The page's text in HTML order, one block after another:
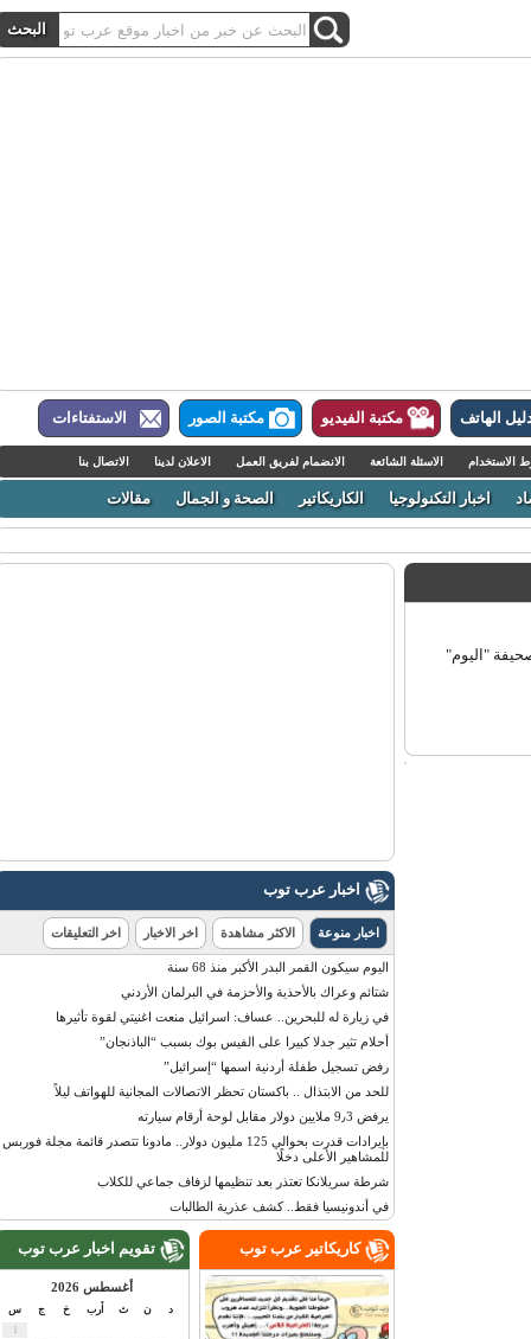
الهاتف مكتبة الفيديو مكتبة الصور الاستفتاءات
الاسئلة الشائعة الانضمام لفريق العمل الاعلان لدينا الاتصال بنا
اخبار التكنولوجيا الكاريكاتير الصحة و الجمال مقالات
"اليوم"
اخبار عرب توب
اخبار منوعة الاكثر مشاهدة اخر الاخبار اخر التعليقات
اليوم سيكون القمر البدر الأكبر منذ 68 سنة
شتائم وعراك بالأحذية والأحزمة في البرلمان الأردني
في زيارة له للبحرين.. عساف: اسرائيل منعت اغنيتي لقوة تأثيرها
أحلام تثير جدلا كبيرا على الفيس بوك بسبب “الباذنجان”
رفض تسجيل طفلة أردنية اسمها “إسرائيل”
للحد من الابتذال .. باكستان تحظر الاتصالات المجانية للهواتف ليلاً
يرفض 9٫3 ملايين دولار مقابل لوحة أرقام سيارته
بإيرادات قدرت بحوالي 125 مليون دولار.. مادونا تتصدر قائمة مجلة فوربس
للمشاهير الأعلى دخلًا
شرطة سريلانكا تعتذر بعد تنظيمها لزفاف جماعي للكلاب
في أندونيسيا فقط.. كشف عذرية الطالبات
تقويم اخبار عرب توب
أغسطس 2026
أرب س
كاريكاتير عرب توب